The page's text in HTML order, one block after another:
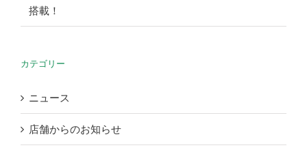
搭載！
カテゴリー
ニュース
店舗からのお知らせ